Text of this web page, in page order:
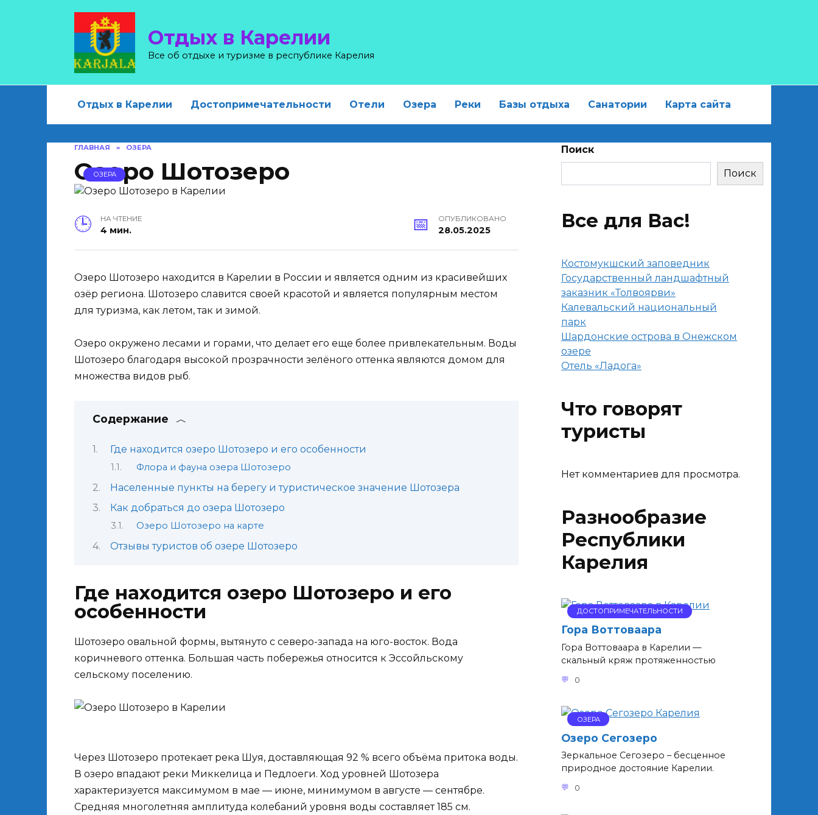
Отдых в Карелии
Все об отдыхе и туризме в республике Карелия
Отдых в Карелии Достопримечательности Отели Озера Реки Базы отдыха Санатории Карта сайта
ГЛАВНАЯ » ОЗЕРА
Озеро Шотозеро
ОЗЕРА
НА ЧТЕНИЕ
4 мин.
ОПУБЛИКОВАНО
28.05.2025
Озеро Шотозеро находится в Карелии в России и является одним из красивейших
озёр региона. Шотозеро славится своей красотой и является популярным местом
для туризма, как летом, так и зимой.
Озеро окружено лесами и горами, что делает его еще более привлекательным. Воды
Шотозеро благодаря высокой прозрачности зелёного оттенка являются домом для
множества видов рыб.
Содержание
Где находится озеро Шотозеро и его особенности
Флора и фауна озера Шотозеро
Населенные пункты на берегу и туристическое значение Шотозера
Как добраться до озера Шотозеро
Озеро Шотозеро на карте
Отзывы туристов об озере Шотозеро
Где находится озеро Шотозеро и его
особенности
Шотозеро овальной формы, вытянуто с северо-запада на юго-восток. Вода
коричневого оттенка. Большая часть побережья относится к Эссойльскому
сельскому поселению.
Через Шотозеро протекает река Шуя, доставляющая 92 % всего объёма притока воды.
В озеро впадают реки Миккелица и Педлоеги. Ход уровней Шотозера
характеризуется максимумом в мае — июне, минимумом в августе — сентябре.
Средняя многолетняя амплитуда колебаний уровня воды составляет 185 см.
Поиск
Поиск
Все для Вас!
Костомукшский заповедник
Государственный ландшафтный
заказник «Толвоярви»
Калевальский национальный
парк
Шардонские острова в Онежском
озере
Отель «Ладога»
Что говорят
туристы
Нет комментариев для просмотра.
Разнообразие
Республики
Карелия
ДОСТОПРИМЕЧАТЕЛЬНОСТИ
Гора Воттоваара
Гора Воттоваара в Карелии —
скальный кряж протяженностью
0
ОЗЕРА
Озеро Сегозеро
Зеркальное Сегозеро – бесценное
природное достояние Карелии.
0